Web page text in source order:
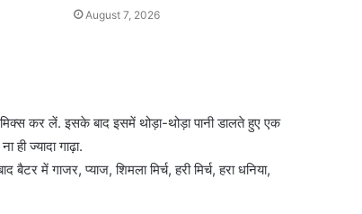
August 7, 2026
कर लें. इसके बाद इसमें थोड़ा-थोड़ा पानी डालते हुए एक
ज्यादा गाढ़ा.
में गाजर, प्याज, शिमला मिर्च, हरी मिर्च, हरा धनिया,